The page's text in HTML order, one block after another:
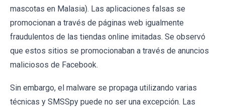
mascotas en Malasia). Las aplicaciones falsas se
promocionan a través de páginas web igualmente
fraudulentos de las tiendas online imitadas. Se observó
que estos sitios se promocionaban a través de anuncios
maliciosos de Facebook.
Sin embargo, el malware se propaga utilizando varias
técnicas y SMSSpy puede no ser una excepción. Las